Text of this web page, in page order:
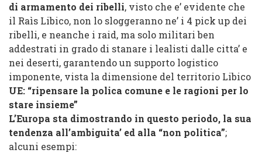
di armamento dei ribelli, visto che e’ evidente che
il Raìs Libico, non lo sloggeranno ne’ i 4 pick up dei
ribelli, e neanche i raid, ma solo militari ben
addestrati in grado di stanare i lealisti dalle citta’ e
nei deserti, garantendo un supporto logistico
imponente, vista la dimensione del territorio Libico
UE: “ripensare la polica comune e le ragioni per lo
stare insieme”
L’Europa sta dimostrando in questo periodo, la sua
tendenza all’ambiguita’ ed alla “non politica”;
alcuni esempi: